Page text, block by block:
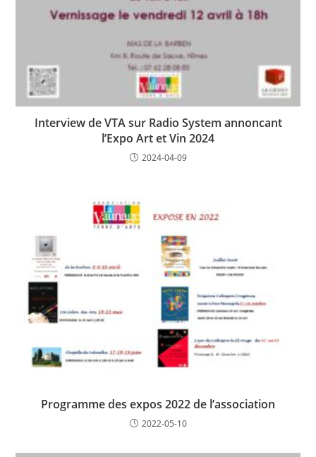
Interview de VTA sur Radio System annoncant
l’Expo Art et Vin 2024
2024-04-09
Programme des expos 2022 de l’association
2022-05-10